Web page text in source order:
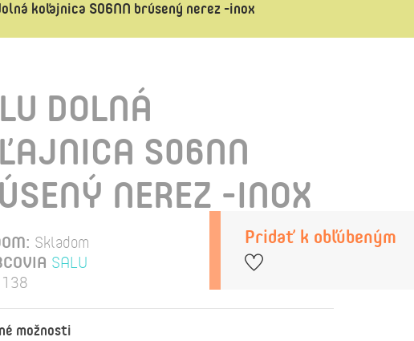
koľajnica S06NN brúsený nerez -inox
DOLNÁ
S06NN
NEREZ -INOX
Skladom
SALU
Pridať k obľúbeným
možnosti